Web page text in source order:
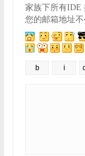
家族下所有IDE
您的邮箱地址不